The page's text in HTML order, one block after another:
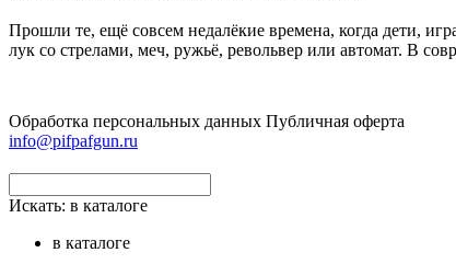
Прошли те, ещё совсем недалёкие времена, когда дети,
лук со стрелами, меч, ружьё, револьвер или автомат. В
Обработка персональных данных Публичная оферта
info@pifpafgun.ru
Искать: в каталоге
в каталоге